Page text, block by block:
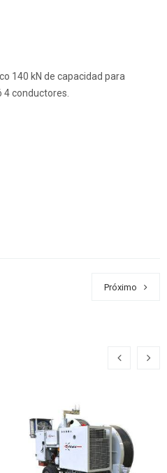
140 kN de capacidad para
4 conductores.
Próximo